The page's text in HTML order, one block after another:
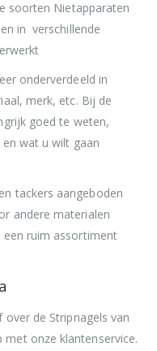
soorten Nietapparaten
in verschillende
onderverdeeld in
merk, etc. Bij de
goed te weten,
wat u wilt gaan
tackers aangeboden
andere materialen
een ruim assortiment
de Stripnagels van
met onze klantenservice.